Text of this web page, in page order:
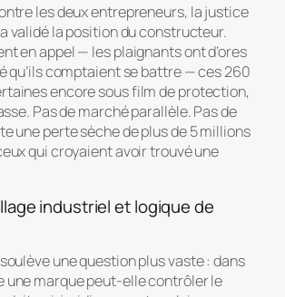
les deux entrepreneurs, la justice
validé la position du constructeur.
en appel — les plaignants ont d’ores
qu’ils comptaient se battre — ces 260
encore sous film de protection,
Pas de marché parallèle. Pas de
une perte sèche de plus de 5 millions
qui croyaient avoir trouvé une
industriel et logique de
une question plus vaste : dans
une marque peut-elle contrôler le